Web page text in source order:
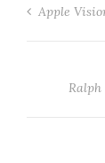
Apple